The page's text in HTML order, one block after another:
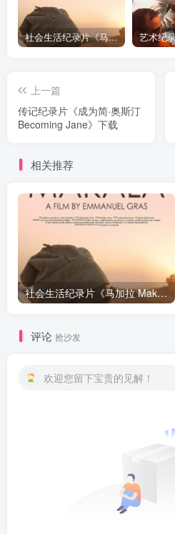
社会生活纪录片《马加拉 Makala》下载
上一篇
传记纪录片《成为简·奥斯汀
Becoming Jane》下载
相关推荐
社会生活纪录片《马加拉 Makala》下载
评论 抢沙发
欢迎您留下宝贵的见解！